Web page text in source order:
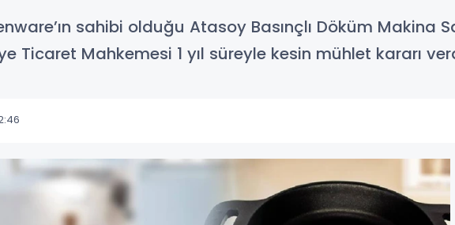
sahibi olduğu Atasoy Basınçlı Döküm Makina
Ticaret Mahkemesi 1 yıl süreyle kesin mühlet kararı